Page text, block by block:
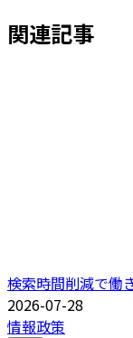
関連記事
検索時間削減で働
2026-07-28
情報政策